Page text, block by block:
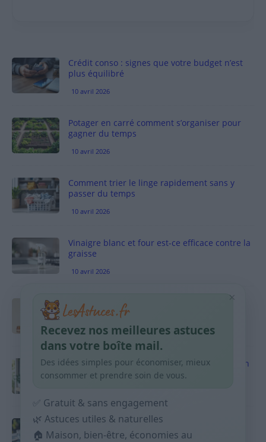
Crédit conso : signes que votre budget n’est
plus équilibré
10 avril 2026
Potager en carré comment s’organiser pour
gagner du temps
10 avril 2026
Comment trier le linge rapidement sans y
passer du temps
10 avril 2026
Vinaigre blanc et four est-ce efficace contre la
graisse
10 avril 2026
Taches pigmentaires : routine simple +
habitudes qui aident
9 avril 2026
Produits ménagers : comment économiser en
courses sans acheter 10 sprays
Budget mensuel : méthode rapide pour
répartir son salaire dès le jour de paie
×
Recevez nos meilleures astuces
dans votre boîte mail.
Des idées simples pour économiser, mieux
consommer et prendre soin de vous.
✅ Gratuit & sans engagement
🌿 Astuces utiles & naturelles
🏠 Maison, bien-être, économies au